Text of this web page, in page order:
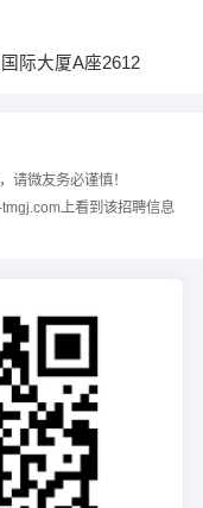
际大厦A座2612
请微友务必谨慎！
上看到该招聘信息